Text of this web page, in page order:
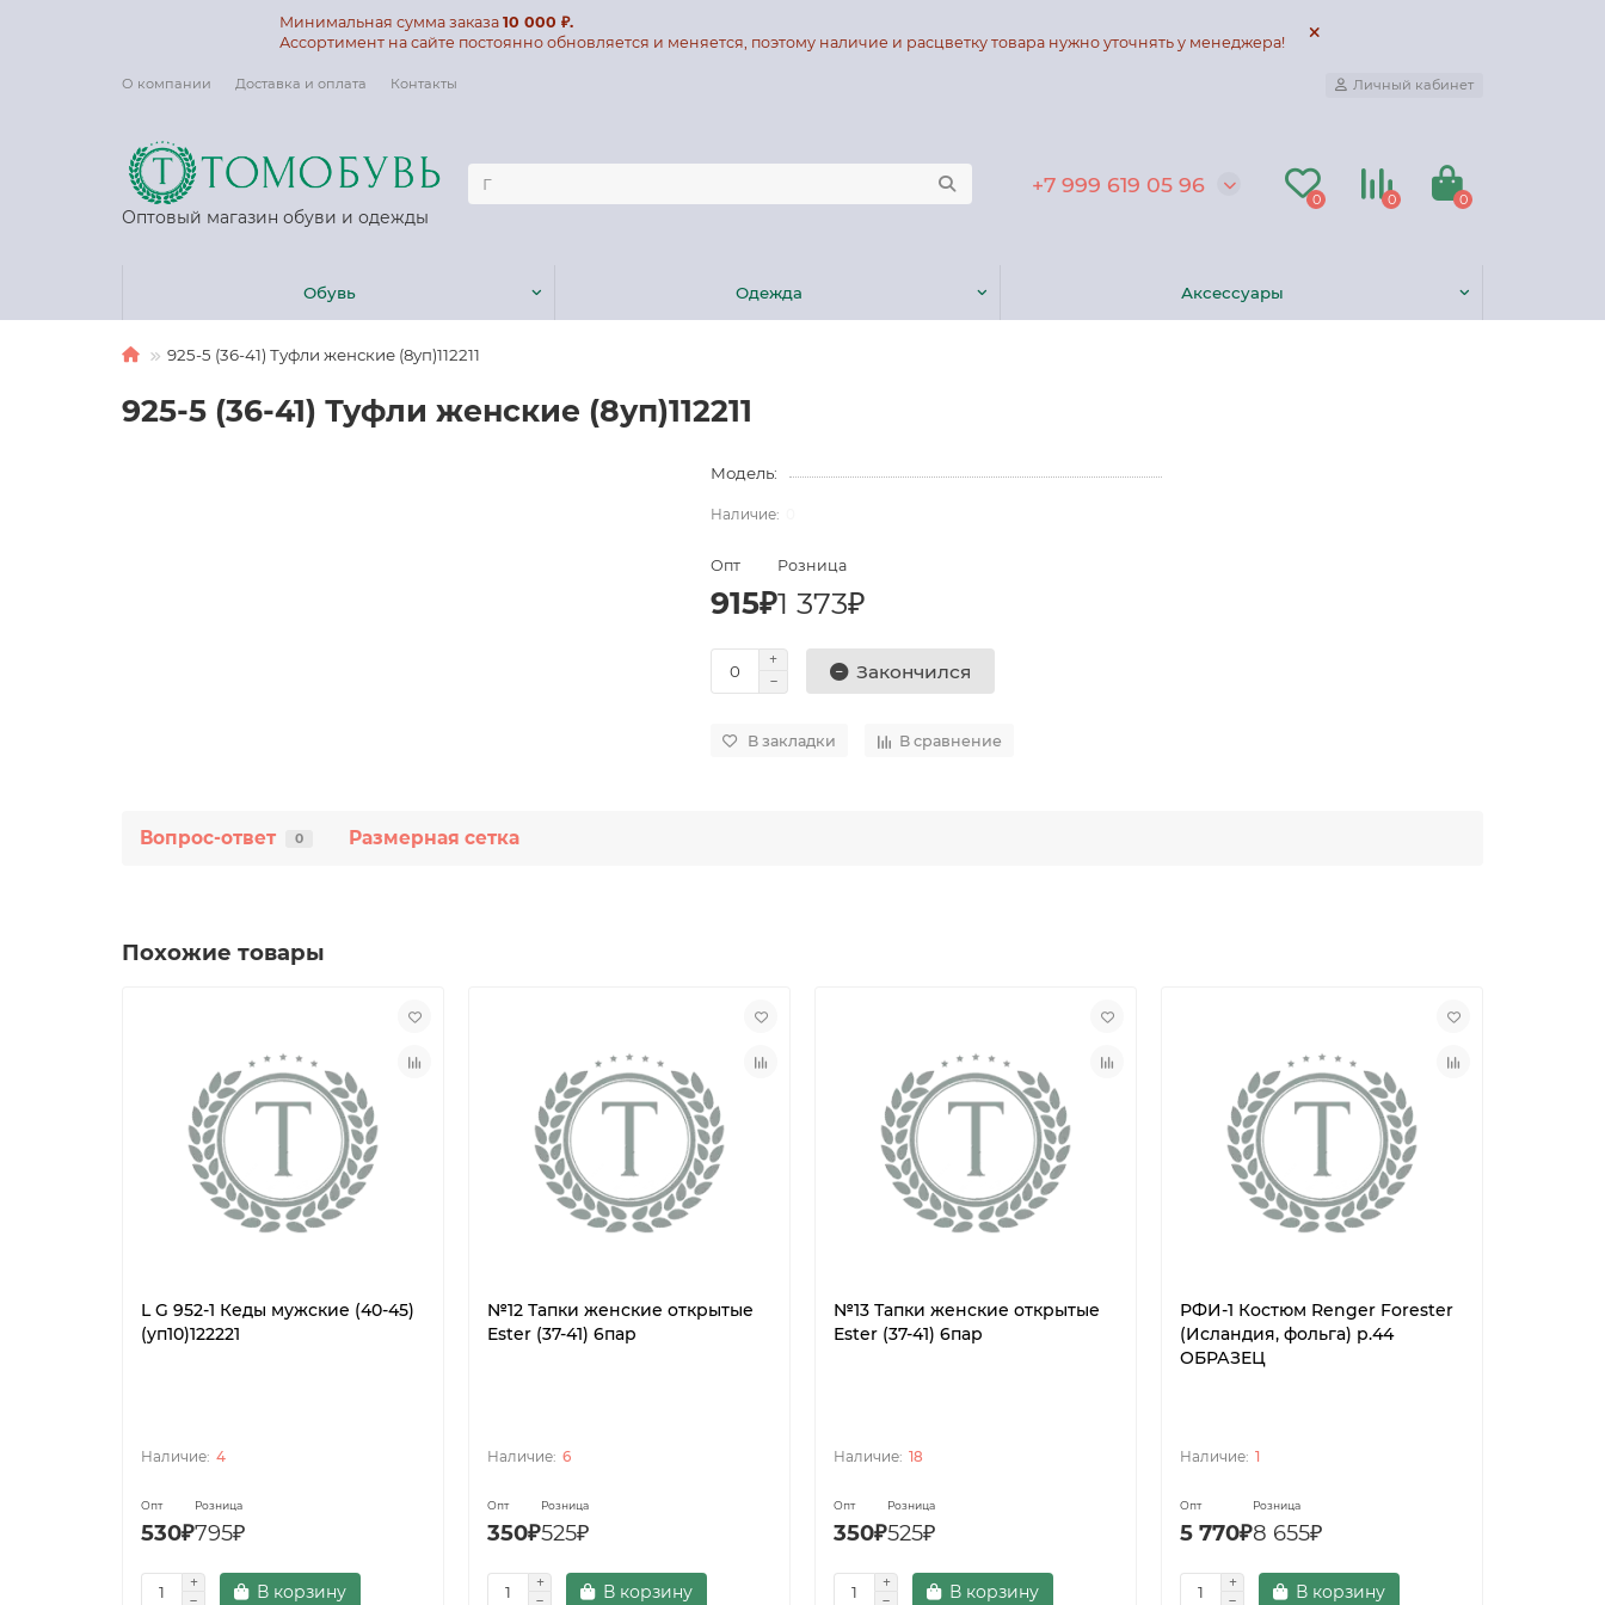
Минимальная сумма заказа 10 000 ₽.
Ассортимент на сайте постоянно обновляется и меняется, поэтому наличие и расцветку товара нужно уточнять у менеджера!
О компании Доставка и оплата Контакты Личный кабинет
Оптовый магазин обуви и одежды
+7 999 619 05 96
0 0 0
Обувь Одежда Аксессуары
925-5 (36-41) Туфли женские (8уп)112211
925-5 (36-41) Туфли женские (8уп)112211
Модель:
Опт
915₽
Розница
1 373₽
Закончился
В закладки В сравнение
Вопрос-ответ 0 Размерная сетка
Похожие товары
L G 952-1 Кеды мужские (40-45)
(уп10)122221
4
Опт
530₽
Розница
795₽
В корзину
№12 Тапки женские открытые
Ester (37-41) 6пар
6
Опт
350₽
Розница
525₽
В корзину
№13 Тапки женские открытые
Ester (37-41) 6пар
18
Опт
350₽
Розница
525₽
В корзину
РФИ-1 Костюм Renger Forester
(Исландия, фольга) р.44
ОБРАЗЕЦ
1
Опт
5 770₽
Розница
8 655₽
В корзину